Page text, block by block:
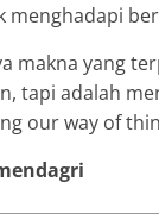
menghadapi
makna yang
tapi adalah
our way of